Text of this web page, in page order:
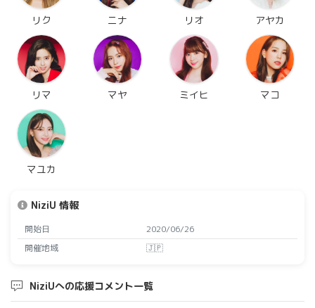
リク ニナ リオ アヤカ
リマ マヤ ミイヒ マコ
マユカ
NiziU 情報
開始日
2020/06/26
開催地域
🇯🇵
NiziUへの応援コメント一覧